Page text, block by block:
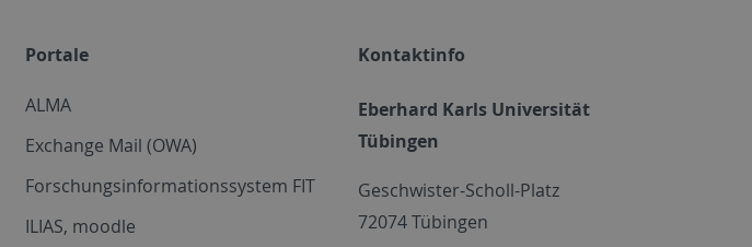
Portale
ALMA
Exchange Mail (OWA)
Forschungsinformationssystem FIT
ILIAS, moodle
Kontaktinfo
Eberhard Karls Universität
Tübingen
Geschwister-Scholl-Platz
72074 Tübingen